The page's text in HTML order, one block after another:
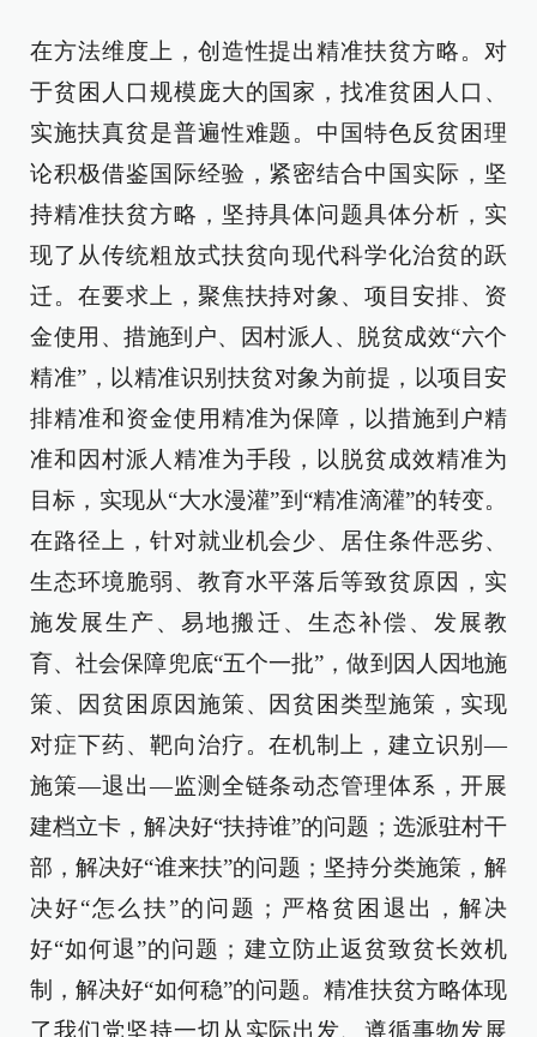
在方法维度上，创造性提出精准扶贫方略。对
于贫困人口规模庞大的国家，找准贫困人口、
实施扶真贫是普遍性难题。中国特色反贫困理
论积极借鉴国际经验，紧密结合中国实际，坚
持精准扶贫方略，坚持具体问题具体分析，实
现了从传统粗放式扶贫向现代科学化治贫的跃
迁。在要求上，聚焦扶持对象、项目安排、资
金使用、措施到户、因村派人、脱贫成效“六个
精准”，以精准识别扶贫对象为前提，以项目安
排精准和资金使用精准为保障，以措施到户精
准和因村派人精准为手段，以脱贫成效精准为
目标，实现从“大水漫灌”到“精准滴灌”的转变。
在路径上，针对就业机会少、居住条件恶劣、
生态环境脆弱、教育水平落后等致贫原因，实
施发展生产、易地搬迁、生态补偿、发展教
育、社会保障兜底“五个一批”，做到因人因地施
策、因贫困原因施策、因贫困类型施策，实现
对症下药、靶向治疗。在机制上，建立识别—
施策—退出—监测全链条动态管理体系，开展
建档立卡，解决好“扶持谁”的问题；选派驻村干
部，解决好“谁来扶”的问题；坚持分类施策，解
决好“怎么扶”的问题；严格贫困退出，解决
好“如何退”的问题；建立防止返贫致贫长效机
制，解决好“如何稳”的问题。精准扶贫方略体现
了我们党坚持一切从实际出发、遵循事物发展